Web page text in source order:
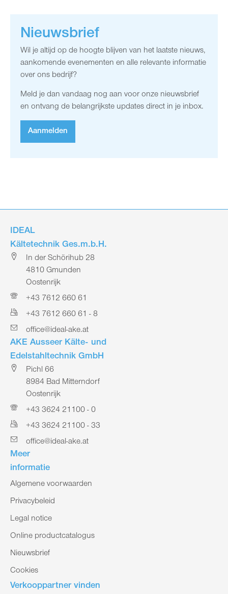
Nieuwsbrief
Wil je altijd op de hoogte blijven van het laatste nieuws,
aankomende evenementen en alle relevante informatie
over ons bedrijf?
Meld je dan vandaag nog aan voor onze nieuwsbrief
en ontvang de belangrijkste updates direct in je inbox.
Aanmelden
IDEAL
Kältetechnik Ges.m.b.H.
In der Schörihub 28
4810 Gmunden
Oostenrijk
+43 7612 660 61
+43 7612 660 61 - 8
office@ideal-ake.at
AKE Ausseer Kälte- und
Edelstahltechnik GmbH
Pichl 66
8984 Bad Mitterndorf
Oostenrijk
+43 3624 21100 - 0
+43 3624 21100 - 33
office@ideal-ake.at
Meer
informatie
Algemene voorwaarden
Privacybeleid
Legal notice
Online productcatalogus
Nieuwsbrief
Cookies
Verkooppartner vinden